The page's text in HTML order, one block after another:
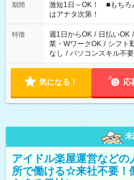
期間
激短1日～OK！ ■もちろ
はアナタ次第！
特徴 週1日からOK / 日払いOK /
業・WワークOK / シフト
なし / パソコンスキル不要
気になる！ 応
アイドル楽屋運営などの
所で働ける☆来社不要！